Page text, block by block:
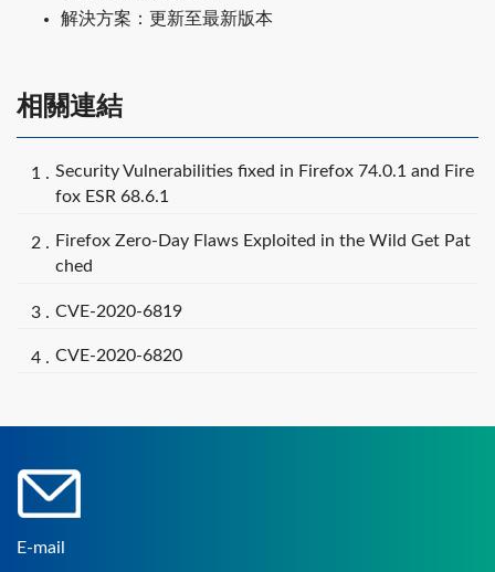
解決方案：更新至最新版本
相關連結
Security Vulnerabilities fixed in Firefox 74.0.1 and Fire
fox ESR 68.6.1
Firefox Zero-Day Flaws Exploited in the Wild Get Pat
ched
CVE-2020-6819
CVE-2020-6820
E-mail